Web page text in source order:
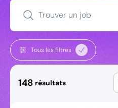
Trouver un job
Tous les filtres
148 résultats